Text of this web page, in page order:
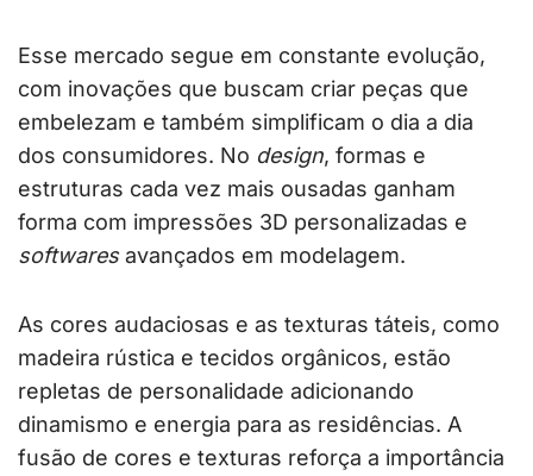
Esse mercado segue em constante evolução,
com inovações que buscam criar peças que
embelezam e também simplificam o dia a dia
dos consumidores. No design, formas e
estruturas cada vez mais ousadas ganham
forma com impressões 3D personalizadas e
softwaresavançados em modelagem.
As cores audaciosas e as texturas táteis, como
madeira rústica e tecidos orgânicos, estão
repletas de personalidade adicionando
dinamismo e energia para as residências. A
fusão de cores e texturas reforça a importância